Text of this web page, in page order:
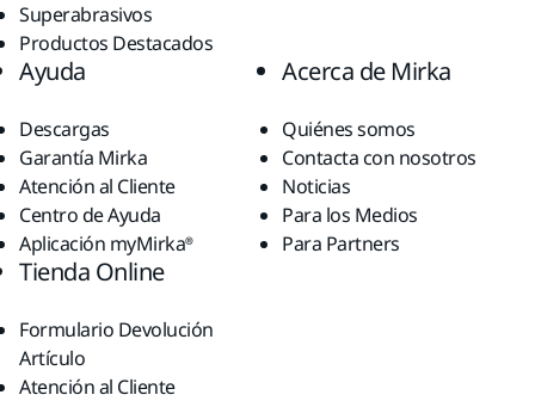
Superabrasivos
Productos Destacados
Ayuda
Descargas
Garantía Mirka
Atención al Cliente
Centro de Ayuda
Aplicación myMirka®
Acerca de Mirka
Quiénes somos
Contacta con nosotros
Noticias
Para los Medios
Para Partners
Tienda Online
Formulario Devolución
Artículo
Atención al Cliente